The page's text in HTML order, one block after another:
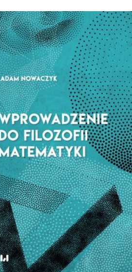
to ogromne ilości ― bez zasypywania i
jak przejść od arkusza z nieprzetworzonymi
informacji raportów i paneli
danych biznesowych, łatwiej Ci będzie
książce poznasz sposoby:
danych z kilku perspektyw
widoki automatyzowania procesów
analiz tworzenia atrakcyjnych paneli
danych!